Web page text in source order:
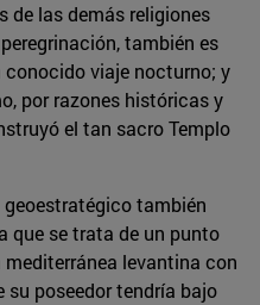
de las demás religiones
también es
viaje nocturno; y
por razones históricas y
el tan sacro Templo
geoestratégico también
que se trata de un punto
levantina con
su poseedor tendría bajo